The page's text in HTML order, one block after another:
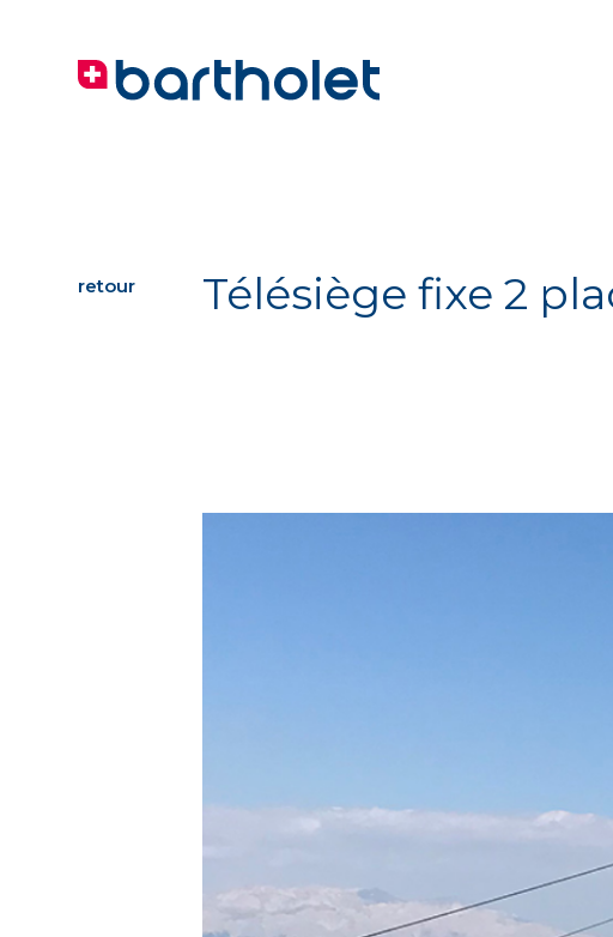
Télésiège fixe 2
retour